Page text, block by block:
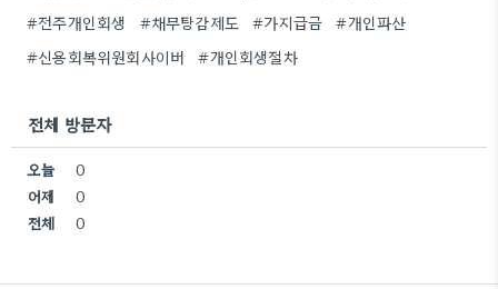
#전주개인회생
#채무탕감제도 #가지급금
#개인파산
#신용회복위원회사이버
#개인회생절차
전체 방문자
오늘
0
어제
0
전체
0